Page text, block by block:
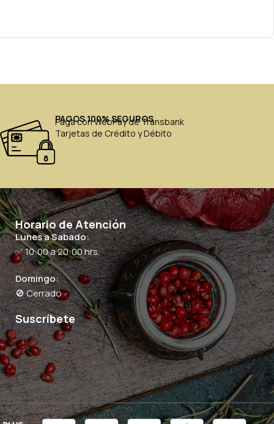
PAGOS 100% SEGUROS
Paga con WebPay de Transbank
Tarjetas de Crédito y Débito
Horario de Atención
Lunes a Sabado:
✅ 10:00 a 20:00 hrs.
Domingo:
🚫 Cerrado
Suscríbete